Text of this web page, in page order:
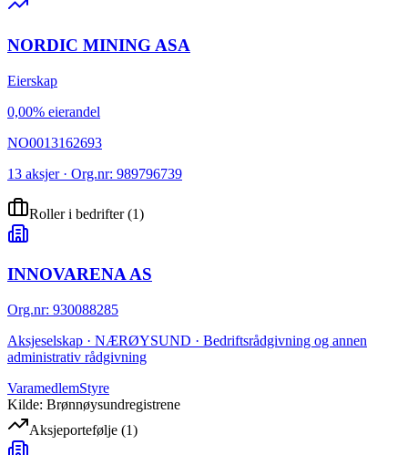
NORDIC MINING ASA
Eierskap
0,00% eierandel
NO0013162693
13 aksjer · Org.nr: 989796739
Roller i bedrifter(1)
INNOVARENA AS
Org.nr: 930088285
Aksjeselskap · NÆRØYSUND · Bedriftsrådgivning og annen
administrativ rådgivning
VaramedlemStyre
Kilde: Brønnøysundregistrene
Aksjeportefølje (1)